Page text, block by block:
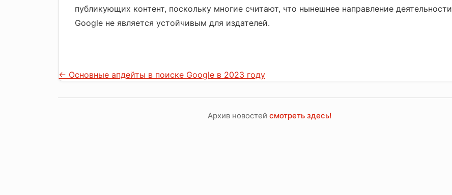
публикующих контент, поскольку многие считают, что нынешнее направление деятельности
Google не является устойчивым для издателей.
← Основные апдейты в поиске Google в 2023 году
Архив новостей смотреть здесь!